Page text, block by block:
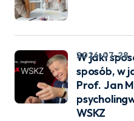
W jaki
sposób, w
Prof. Jan
WSKZ
2026-07-28